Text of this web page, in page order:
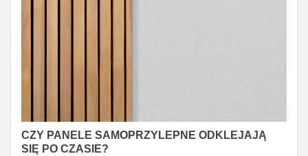
CZY PANELE SAMOPRZYLEPNE ODKLEJAJĄ
SIĘ PO CZASIE?